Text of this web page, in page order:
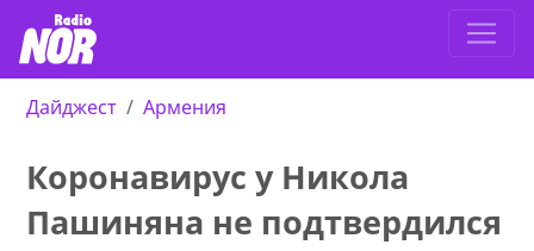
Дайджест Армения
Коронавирус у Никола
Пашиняна не подтвердился